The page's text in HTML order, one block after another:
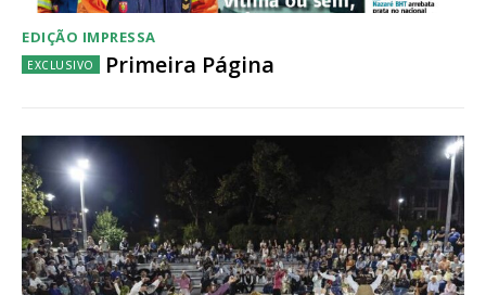
EDIÇÃO IMPRESSA
Primeira Página